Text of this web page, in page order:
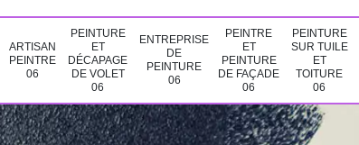
ARTISAN
PEINTRE
06
PEINTURE
ET
DÉCAPAGE
DE VOLET
06
ENTREPRISE
DE
PEINTURE
06
PEINTRE
ET
PEINTURE
DE FAÇADE
06
PEINTURE
SUR TUILE
ET
TOITURE
06